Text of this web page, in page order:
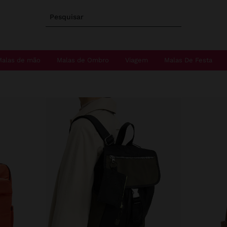
Pesquisar
de mão Malas de Ombro Viagem Malas De Festa